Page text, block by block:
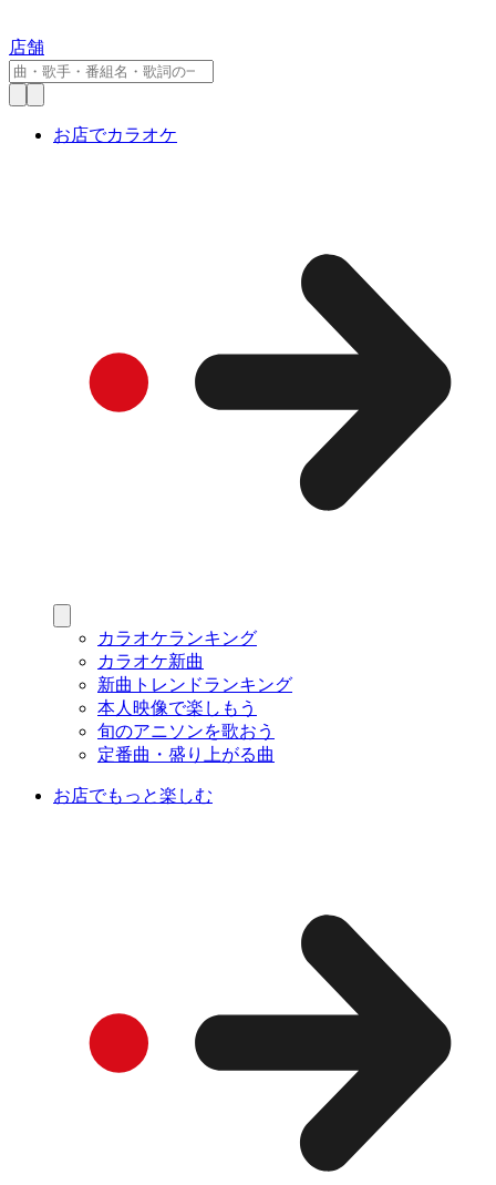
店舗
お店でカラオケ
カラオケランキング
カラオケ新曲
新曲トレンドランキング
本人映像で楽しもう
旬のアニソンを歌おう
定番曲・盛り上がる曲
お店でもっと楽しむ